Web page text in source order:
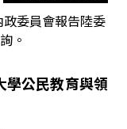
委員會報告陸委
。
學公民教育與領